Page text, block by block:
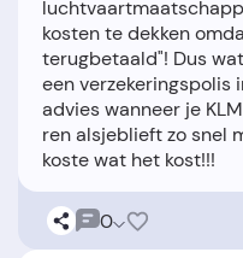
kosten te dekken
terugbetaald"! Dus
een verzekeringspolis
advies wanneer je
ren alsjeblieft zo snel
0